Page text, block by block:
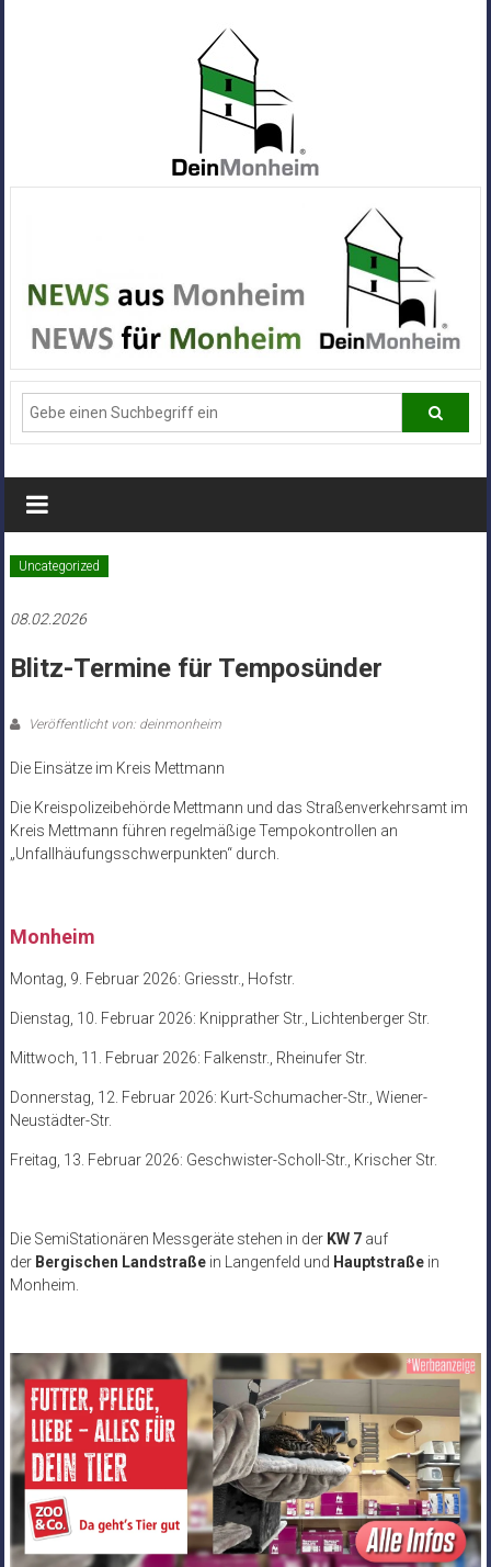
Alle
News
aus
Deiner
Stadt
Monheim
Uncategorized
08.02.2026
Blitz-Termine für Temposünder
Veröffentlicht von: deinmonheim
Die Einsätze im Kreis Mettmann
Die Kreispolizeibehörde Mettmann und das Straßenverkehrsamt im
Kreis Mettmann führen regelmäßige Tempokontrollen an
„Unfallhäufungsschwerpunkten“ durch.
Monheim
Montag, 9. Februar 2026: Griesstr., Hofstr.
Dienstag, 10. Februar 2026: Knipprather Str., Lichtenberger Str.
Mittwoch, 11. Februar 2026: Falkenstr., Rheinufer Str.
Donnerstag, 12. Februar 2026: Kurt-Schumacher-Str., Wiener-
Neustädter-Str.
Freitag, 13. Februar 2026: Geschwister-Scholl-Str., Krischer Str.
Die SemiStationären Messgeräte stehen in der KW 7 auf
der Bergischen Landstraße in Langenfeld und Hauptstraßein
Monheim.